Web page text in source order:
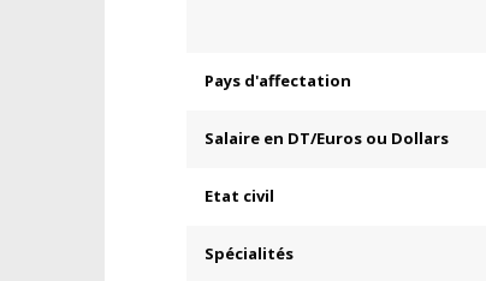
Pays d'affectation
Salaire en DT/Euros ou Dollars
Etat civil
Spécialités